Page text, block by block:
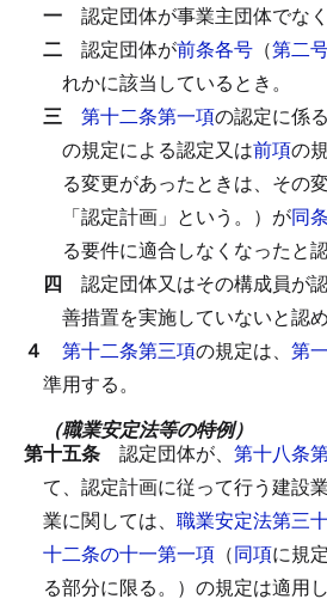
一 認定団体が事業主団体でな
二 認定団体が前条各号 （第二
れかに該当しているとき。
三 第十二条第一項の認定に係
の規定による認定又は前項の
る変更があったときは、その
「認定計画」という。）が同
る要件に適合しなくなったと認
四 認定団体又はその構成員が
善措置を実施していないと認め
４ 第十二条第三項の規定は、 第
準用する。
（職業安定法等の特例）
第十五条 認定団体が、 第十八条
て、認定計画に従って行う建設
業に関しては、 職業安定法第三
十二条の十一第一項 （同項に規
る部分に限る。）の規定は適用し